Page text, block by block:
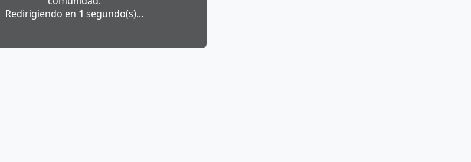
Redirigiendo en 1 segundo(s)...